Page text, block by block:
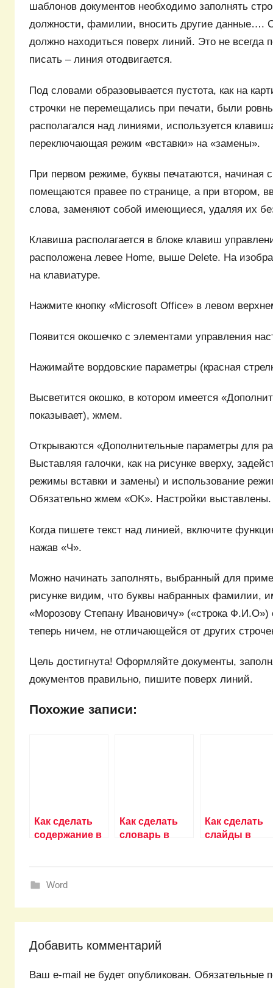
шаблонов документов необходимо заполнять
должности, фамилии, вносить другие данные….
должно находиться поверх линий. Это не всегда
писать – линия отодвигается.
Под словами образовывается пустота, как на
строчки не перемещались при печати, были
располагался над линиями, используется
переключающая режим «вставки» на «замены».
При первом режиме, буквы печатаются, начиная с
помещаются правее по странице, а при втором,
слова, заменяют собой имеющиеся, удаляя их
Клавиша располагается в блоке клавиш
расположена левее Home, выше Delete. На
на клавиатуре.
Нажмите кнопку «Microsoft Office» в левом
Появится окошечко с элементами управления
Нажимайте вордовские параметры (красная
Высветится окошко, в котором имеется
показывает), жмем.
Открываются «Дополнительные параметры для
Выставляя галочки, как на рисунке вверху,
режимы вставки и замены) и использование
Обязательно жмем «OK». Настройки выставлены.
Когда пишете текст над линией, включите
нажав «Ч».
Можно начинать заполнять, выбранный для
рисунке видим, что буквы набранных фамилии,
«Морозову Степану Ивановичу» («строка Ф.И.О»)
теперь ничем, не отличающейся от других
Цель достигнута! Оформляйте документы,
документов правильно, пишите поверх линий.
Похожие записи:
Как сделать
содержание в
Как сделать
словарь в
Как сделать
слайды в
Word
Добавить комментарий
Ваш e-mail не будет опубликован. Обязательные